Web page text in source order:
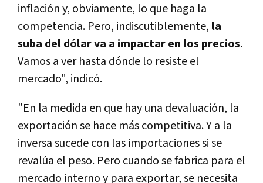
inflación y, obviamente, lo que haga la
competencia. Pero, indiscutiblemente, la
suba del dólar va a impactar en los precios.
Vamos a ver hasta dónde lo resiste el
mercado", indicó.
"En la medida en que hay una devaluación, la
exportación se hace más competitiva. Y a la
inversa sucede con las importaciones si se
revalúa el peso. Pero cuando se fabrica para el
mercado interno y para exportar, se necesita